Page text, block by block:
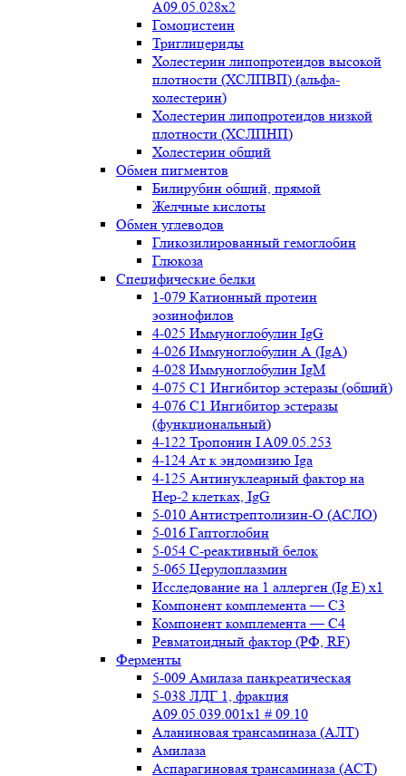
А09.05.028х2
Гомоцистеин
Триглицериды
Холестерин липопротеидов высокой
плотности (ХСЛПВП) (альфа-
холестерин)
Холестерин липопротеидов низкой
плотности (ХСЛПНП)
Холестерин общий
Обмен пигментов
Билирубин общий, прямой
Желчные кислоты
Обмен углеводов
Гликозилированный гемоглобин
Глюкоза
Специфические белки
1-079 Катионный протеин
эозинофилов
4-025 Иммуноглобулин IgG
4-026 Иммуноглобулин А (IgA)
4-028 Иммуноглобулин IgM
4-075 С1 Ингибитор эстеразы (общий)
4-076 С1 Ингибитор эстеразы
(функциональный)
4-122 Тропонин I A09.05.253
4-124 Ат к эндомизию Iga
4-125 Антинуклеарный фактор на
Нер-2 клетках, IgG
5-010 Антистрептолизин-О (АСЛО)
5-016 Гаптоглобин
5-054 С-реактивный белок
5-065 Церулоплазмин
Исследование на 1 аллерген (Ig E) x1
Компонент комплемента — С3
Компонент комплемента — С4
Ревматоидный фактор (РФ, RF)
Ферменты
5-009 Амилаза панкреатическая
5-038 ЛДГ 1, фракция
A09.05.039.001x1 # 09.10
Аланиновая трансаминаза (АЛТ)
Амилаза
Аспарагиновая трансаминаза (АСТ)